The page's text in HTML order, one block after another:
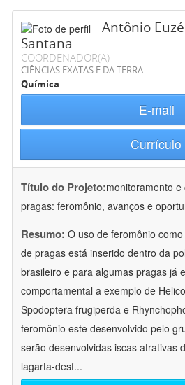
Antônio
Santana
COORDENADOR(A)
CIÊNCIAS EXATAS E DA TERRA
Química
E-mail
Currículo
Título do Projeto:monitoramento
pragas: feromônio, avanços e
Resumo: O uso de feromônio
de pragas está inserido dentro da
brasileiro e para algumas pragas já
comportamental a exemplo de
Spodoptera frugiperda e
feromônio este desenvolvido pelo
serão desenvolvidas iscas atrativas
lagarta-desf...